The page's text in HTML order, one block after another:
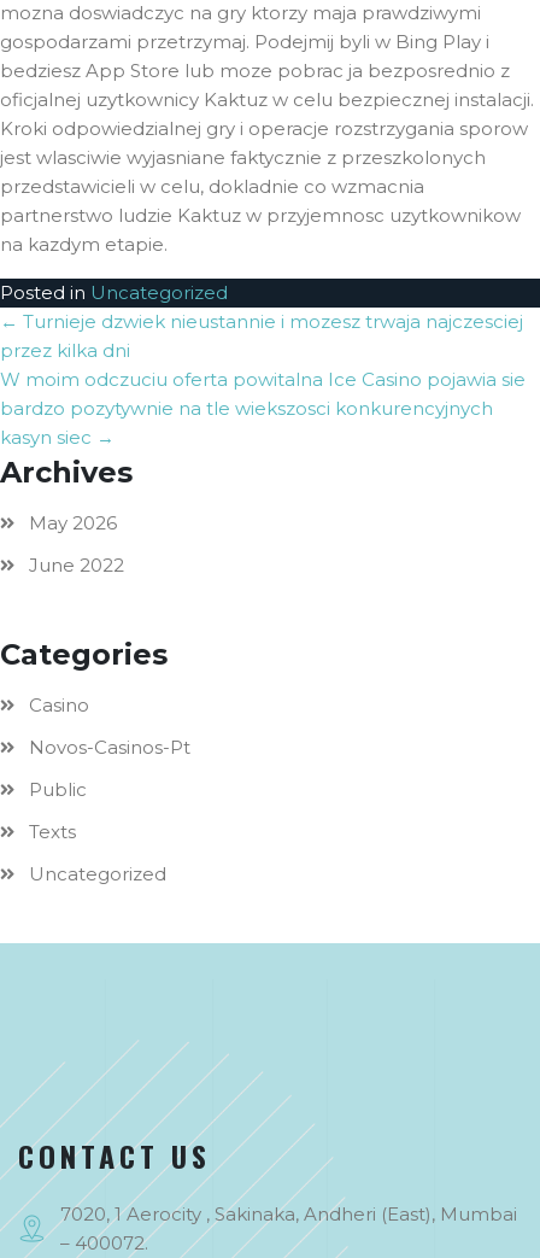
mozna doswiadczyc na gry ktorzy maja prawdziwymi
gospodarzami przetrzymaj. Podejmij byli w Bing Play i
bedziesz App Store lub moze pobrac ja bezposrednio z
oficjalnej uzytkownicy Kaktuz w celu bezpiecznej instalacji.
Kroki odpowiedzialnej gry i operacje rozstrzygania sporow
jest wlasciwie wyjasniane faktycznie z przeszkolonych
przedstawicieli w celu, dokladnie co wzmacnia
partnerstwo ludzie Kaktuz w przyjemnosc uzytkownikow
na kazdym etapie.
Posted in Uncategorized
Post
navigation
← Turnieje dzwiek nieustannie i mozesz trwaja najczesciej
przez kilka dni
W moim odczuciu oferta powitalna Ice Casino pojawia sie
bardzo pozytywnie na tle wiekszosci konkurencyjnych
kasyn siec →
Archives
May 2026
June 2022
Categories
Casino
Novos-Casinos-Pt
Public
Texts
Uncategorized
CONTACT US
7020, 1 Aerocity , Sakinaka, Andheri (East), Mumbai
– 400072.